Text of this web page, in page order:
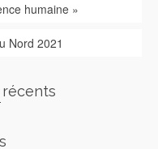
humaine »
Nord 2021